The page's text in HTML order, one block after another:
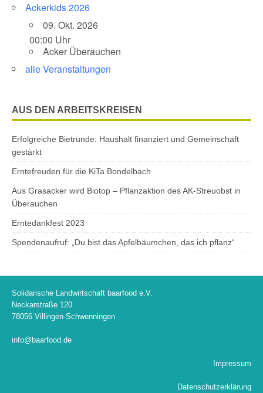
Ackerkids 2026
09. Okt. 2026
00:00 Uhr
Acker Überauchen
alle Veranstaltungen
AUS DEN ARBEITSKREISEN
Erfolgreiche Bietrunde: Haushalt finanziert und Gemeinschaft
gestärkt
Erntefreuden für die KiTa Bondelbach
Aus Grasacker wird Biotop – Pflanzaktion des AK-Streuobst in
Überauchen
Erntedankfest 2023
Spendenaufruf: „Du bist das Apfelbäumchen, das ich pflanz“
Solidarische Landwirtschaft baarfood e.V.
Neckarstraße 120
78056 Villingen-Schwenningen
info@baarfood.de
Impressum
Datenschutzerklärung